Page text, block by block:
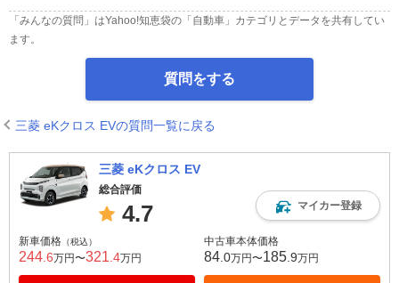
「みんなの質問」はYahoo!知恵袋の「自動車」カテゴリとデータを共有してい
ます。
質問をする
三菱 eKクロス EVの質問一覧に戻る
三菱 eKクロス EV
総合評価
4.7 マイカー登録
新車価格 （税込）
244 .6万円〜321 .4万円
中古車本体価格
84 .0万円〜185 .9万円